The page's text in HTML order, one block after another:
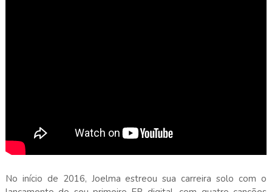
No início de 2016, Joelma estreou sua carreira solo com o